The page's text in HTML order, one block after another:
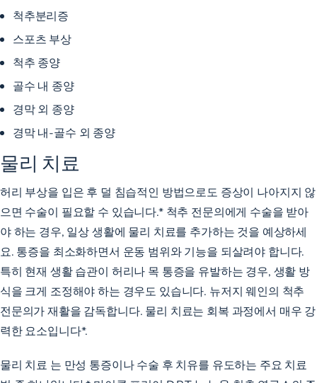
척추분리증
스포츠 부상
척추 종양
골수 내 종양
경막 외 종양
경막 내-골수 외 종양
물리 치료
허리 부상을 입은 후 덜 침습적인 방법으로도 증상이 나아지지 않
으면 수술이 필요할 수 있습니다.* 척추 전문의에게 수술을 받아
야 하는 경우, 일상 생활에 물리 치료를 추가하는 것을 예상하세
요. 통증을 최소화하면서 운동 범위와 기능을 되살려야 합니다.
특히 현재 생활 습관이 허리나 목 통증을 유발하는 경우, 생활 방
식을 크게 조정해야 하는 경우도 있습니다. 뉴저지 웨인의 척추
전문의가 재활을 감독합니다. 물리 치료는 회복 과정에서 매우 강
력한 요소입니다*.
물리 치료 는 만성 통증이나 수술 후 치유를 유도하는 주요 치료